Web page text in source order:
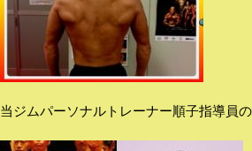
当ジムパーソナルトレーナー順子指導員